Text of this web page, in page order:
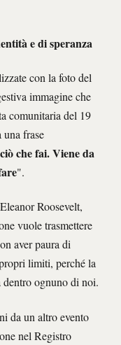
e di speranza
con la foto del
immagine che
comunitaria del 19
una frase
che fai. Viene da
".
Roosevelt,
vuole trasmettere
aver paura di
limiti, perché la
dentro ognuno di noi.
da un altro evento
nel Registro